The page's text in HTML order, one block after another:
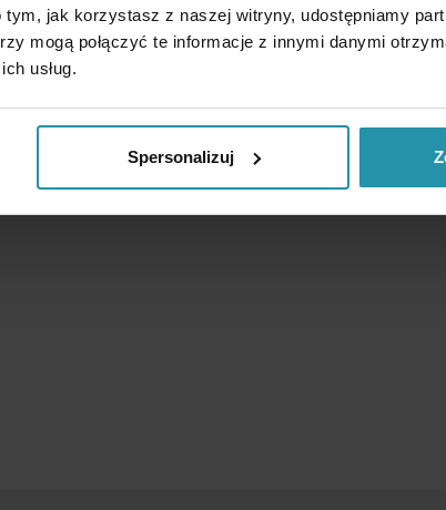
jak korzystasz z naszej witryny, udostępniamy
mogą połączyć te informacje z innymi danymi
usług.
Spersonalizuj